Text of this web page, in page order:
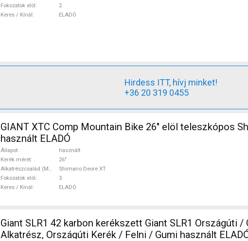
Fokozatok elöl
2
Keres / Kínál
ELADÓ
Hirdess ITT, hívj minket!
+36 20 319 0455
GIANT XTC Comp Mountain Bike 26" elöl teleszkópos
használt ELADÓ
Állapot
használt
Kerék méret
26"
Alkatrészcsalád (MTB)
Shimano Deore XT
Fokozatok elöl
3
Keres / Kínál
ELADÓ
Giant SLR1 42 karbon kerékszett Giant SLR1 Országúti /
Alkatrész, Országúti Kerék / Felni / Gumi használt